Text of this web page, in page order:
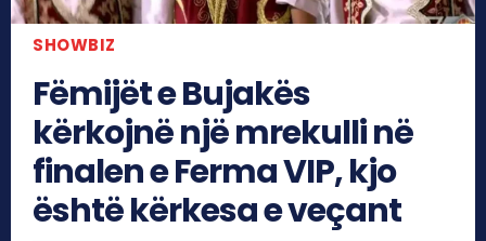
SHOWBIZ
Fëmijët e Bujakës
kërkojnë një mrekulli në
finalen e Ferma VIP, kjo
është kërkesa e veçant